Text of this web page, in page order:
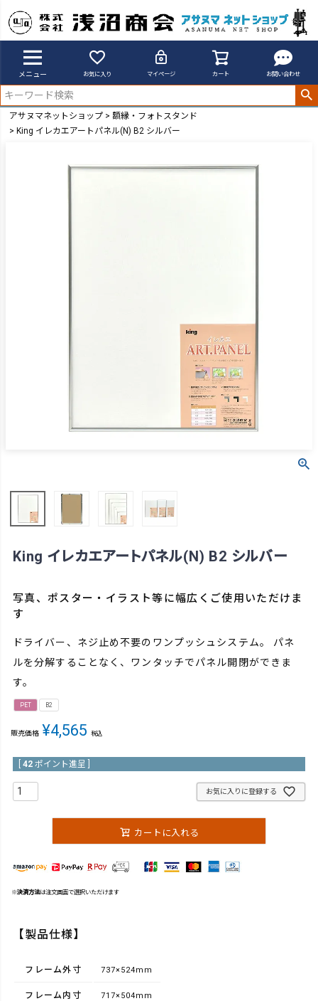
メニュー お気に入り マイページ カート お問い合わせ
アサヌマネットショップ
額縁・フォトスタンド
King イレカエアートパネル(N) B2 シルバー
King イレカエアートパネル(N) B2 シルバー
写真、ポスター・イラスト等に幅広くご使用いただけま
す
ドライバー、ネジ止め不要のワンプッシュシステム。 パネ
ルを分解することなく、ワンタッチでパネル開閉ができま
す。
PET B2
販売価格 ¥4,565 税込
42 ポイント進呈 ]
お気に入りに登録する
カートに入れる
※決済方法は注文画面で選択いただけます
【製品仕様】
フレーム外寸 737×524mm
フレーム内寸 717×504mm